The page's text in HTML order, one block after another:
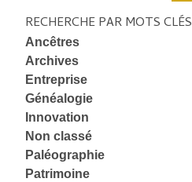
RECHERCHE PAR MOTS CLÉS
Ancêtres
Archives
Entreprise
Généalogie
Innovation
Non classé
Paléographie
Patrimoine